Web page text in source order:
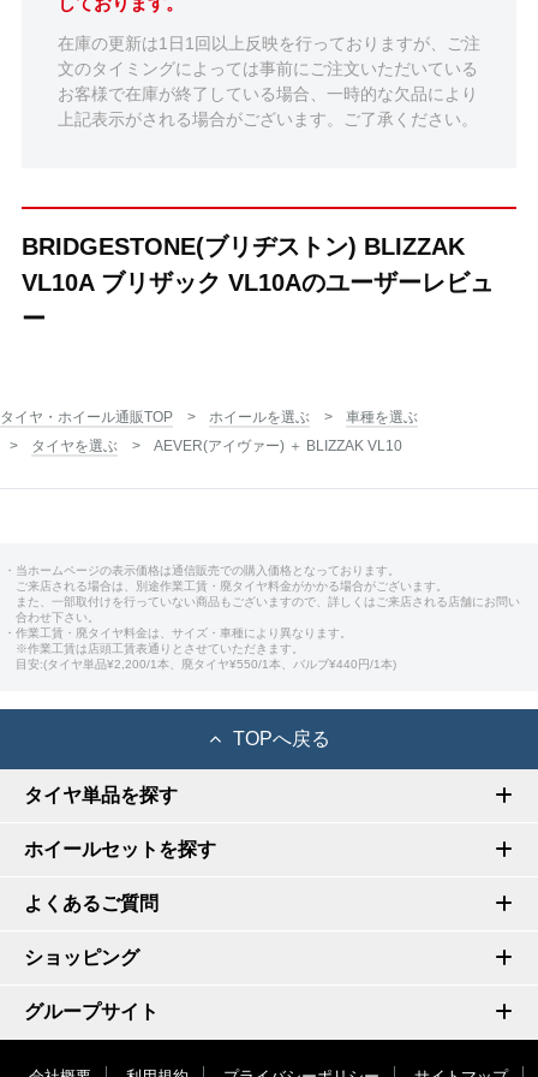
在庫の更新は1日1回以上反映を行っておりますが、ご注
文のタイミングによっては事前にご注文いただいている
お客様で在庫が終了している場合、一時的な欠品により
上記表示がされる場合がございます。ご了承ください。
BRIDGESTONE(ブリヂストン) BLIZZAK
VL10A ブリザック VL10Aのユーザーレビュ
ー
タイヤ・ホイール通販TOP ホイールを選ぶ
車種を選ぶ
タイヤを選ぶ
AEVER(アイヴァー) ＋ BLIZZAK VL10
・当ホームページの表示価格は通信販売での購入価格となっております。
ご来店される場合は、別途作業工賃・廃タイヤ料金がかかる場合がございます。
また、一部取付けを行っていない商品もございますので、詳しくはご来店される店舗にお問い
合わせ下さい。
・作業工賃・廃タイヤ料金は、サイズ・車種により異なります。
※作業工賃は店頭工賃表通りとさせていただきます。
目安:(タイヤ単品¥2,200/1本、廃タイヤ¥550/1本、バルブ¥440円/1本)
TOPへ戻る
タイヤ単品を探す
ホイールセットを探す
よくあるご質問
ショッピング
グループサイト